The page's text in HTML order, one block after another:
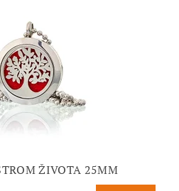
ŽIVOTA 25MM